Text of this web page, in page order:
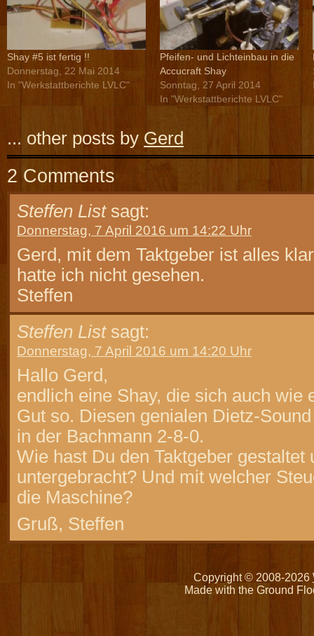
Shay #5 ist fertig !!
Donnerstag, 22 Mai 2014
In "Werkstattberichte LVLC"
Pfeifen- und Lichteinbau in die
Accucraft Shay
Sonntag, 27 April 2014
In "Werkstattberichte LVLC"
... other posts by Gerd
2 Comments
Steffen List sagt:
Donnerstag, 7 April 2016 um 14:22 Uhr
Gerd, mit dem Taktgeber ist alles
hatte ich nicht gesehen.
Steffen
Steffen List sagt:
Donnerstag, 7 April 2016 um 14:20 Uhr
Hallo Gerd,
endlich eine Shay, die sich auch wie
Gut so. Diesen genialen Dietz-
in der Bachmann 2-8-0.
Wie hast Du den Taktgeber gestaltet
untergebracht? Und mit welcher
die Maschine?
Gruß, Steffen
Copyright © 2008-2026
Made with the Ground